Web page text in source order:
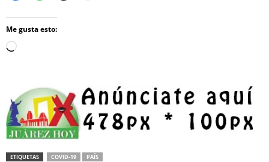
Me gusta esto:
Loading…
ETIQUETAS COVID-19 PAÍS